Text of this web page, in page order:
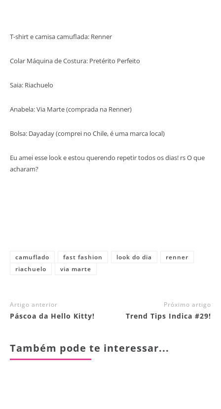
T-shirt e camisa camuflada: Renner
Colar Máquina de Costura: Pretérito Perfeito
Saia: Riachuelo
Anabela: Via Marte (comprada na Renner)
Bolsa: Dayaday (comprei no Chile, é uma marca local)
Eu amei esse look e estou querendo repetir todos os dias! rs O que
acharam?
camuflado fast fashion look do dia
renner
riachuelo
via marte
Artigo anterior
Páscoa da Hello Kitty!
Próximo artigo
Trend Tips Indica #29!
Também pode te interessar...